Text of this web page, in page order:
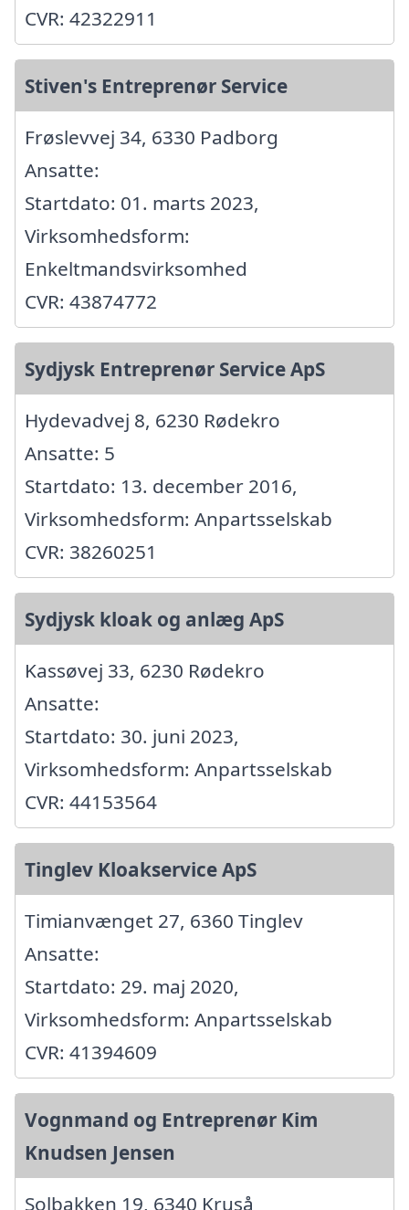
CVR: 42322911
Stiven's Entreprenør Service
Frøslevvej 34, 6330 Padborg
Ansatte:
Startdato: 01. marts 2023,
Virksomhedsform:
Enkeltmandsvirksomhed
CVR: 43874772
Sydjysk Entreprenør Service ApS
Hydevadvej 8, 6230 Rødekro
Ansatte: 5
Startdato: 13. december 2016,
Virksomhedsform: Anpartsselskab
CVR: 38260251
Sydjysk kloak og anlæg ApS
Kassøvej 33, 6230 Rødekro
Ansatte:
Startdato: 30. juni 2023,
Virksomhedsform: Anpartsselskab
CVR: 44153564
Tinglev Kloakservice ApS
Timianvænget 27, 6360 Tinglev
Ansatte:
Startdato: 29. maj 2020,
Virksomhedsform: Anpartsselskab
CVR: 41394609
Vognmand og Entreprenør Kim
Knudsen Jensen
Solbakken 19, 6340 Kruså